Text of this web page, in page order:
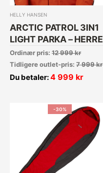
HELLY HANSEN
ARCTIC PATROL 3IN1
LIGHT PARKA – HERRE
Ordinær pris: 12 999kr
Tidligere outlet-pris: 7 999kr
Du betaler:4 999 kr
-30%